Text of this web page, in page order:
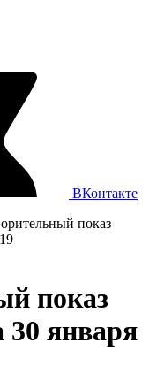
ВКонтакте
показ
показ
30 января